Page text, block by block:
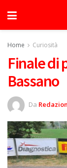
Home Curiosità
Finale di
Bassano
Da